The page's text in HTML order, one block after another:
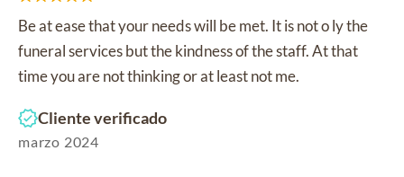
Be at ease that your needs will be met. It is not o ly the
funeral services but the kindness of the staff. At that
time you are not thinking or at least not me.
Cliente verificado
marzo 2024